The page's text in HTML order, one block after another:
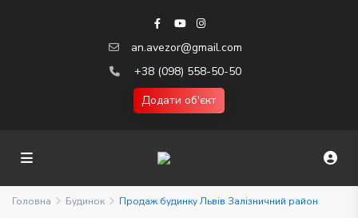
an.avezor@gmail.com
+38 (098) 558-50-50
Додати об'єкт
Головна Будинок Продаж будинку Львів Залізничний район